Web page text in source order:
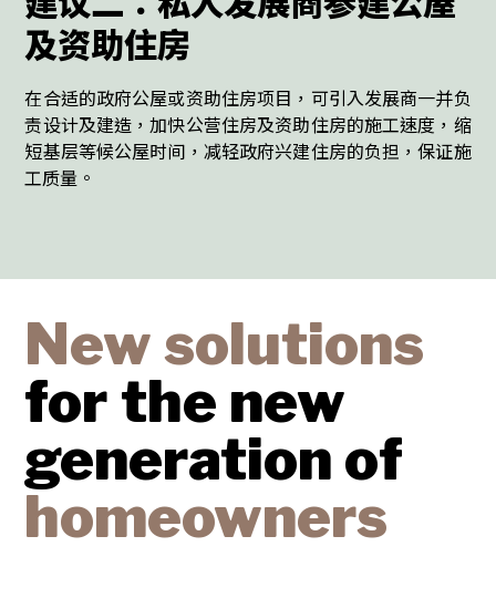
及资助住房
在合适的政府公屋或资助住房项目，可引入发展商一并负
责设计及建造，加快公营住房及资助住房的施工速度，缩
短基层等候公屋时间，减轻政府兴建住房的负担，保证施
工质量。
New solutions
for the new
generation of
homeowners